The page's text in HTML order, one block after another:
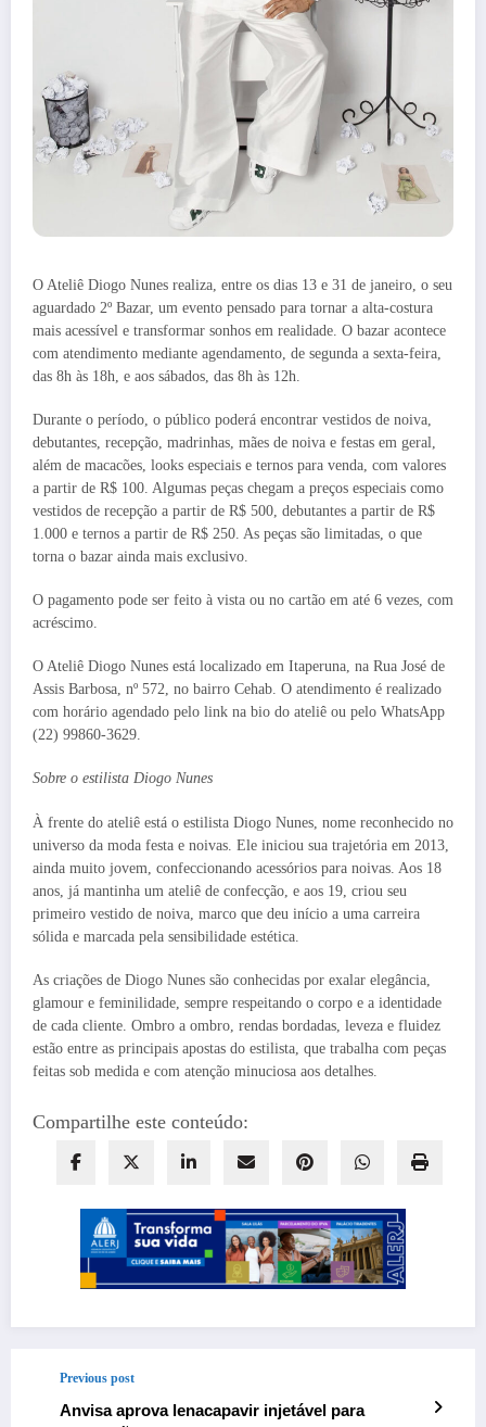
O Ateliê Diogo Nunes realiza, entre os dias 13 e 31 de janeiro, o seu
aguardado 2º Bazar, um evento pensado para tornar a alta-costura
mais acessível e transformar sonhos em realidade. O bazar acontece
com atendimento mediante agendamento, de segunda a sexta-feira,
das 8h às 18h, e aos sábados, das 8h às 12h.
Durante o período, o público poderá encontrar vestidos de noiva,
debutantes, recepção, madrinhas, mães de noiva e festas em geral,
além de macacões, looks especiais e ternos para venda, com valores
a partir de R$ 100. Algumas peças chegam a preços especiais como
vestidos de recepção a partir de R$ 500, debutantes a partir de R$
1.000 e ternos a partir de R$ 250. As peças são limitadas, o que
torna o bazar ainda mais exclusivo.
O pagamento pode ser feito à vista ou no cartão em até 6 vezes, com
acréscimo.
O Ateliê Diogo Nunes está localizado em Itaperuna, na Rua José de
Assis Barbosa, nº 572, no bairro Cehab. O atendimento é realizado
com horário agendado pelo link na bio do ateliê ou pelo WhatsApp
(22) 99860-3629.
Sobre o estilista Diogo Nunes
À frente do ateliê está o estilista Diogo Nunes, nome reconhecido no
universo da moda festa e noivas. Ele iniciou sua trajetória em 2013,
ainda muito jovem, confeccionando acessórios para noivas. Aos 18
anos, já mantinha um ateliê de confecção, e aos 19, criou seu
primeiro vestido de noiva, marco que deu início a uma carreira
sólida e marcada pela sensibilidade estética.
As criações de Diogo Nunes são conhecidas por exalar elegância,
glamour e feminilidade, sempre respeitando o corpo e a identidade
de cada cliente. Ombro a ombro, rendas bordadas, leveza e fluidez
estão entre as principais apostas do estilista, que trabalha com peças
feitas sob medida e com atenção minuciosa aos detalhes.
Compartilhe este conteúdo:
Previous post
Anvisa aprova lenacapavir injetável para